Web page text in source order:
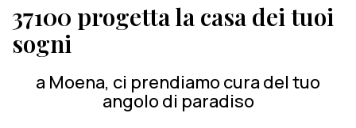
37100 progetta la casa dei tuoi
sogni
a Moena, ci prendiamo cura del tuo
angolo di paradiso